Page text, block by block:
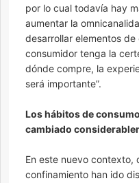
por lo cual todavía hay
aumentar la
desarrollar elementos
consumidor tenga la
dónde compre, la
será importante”.
Los hábitos de
cambiado
En este nuevo contexto,
confinamiento han ido